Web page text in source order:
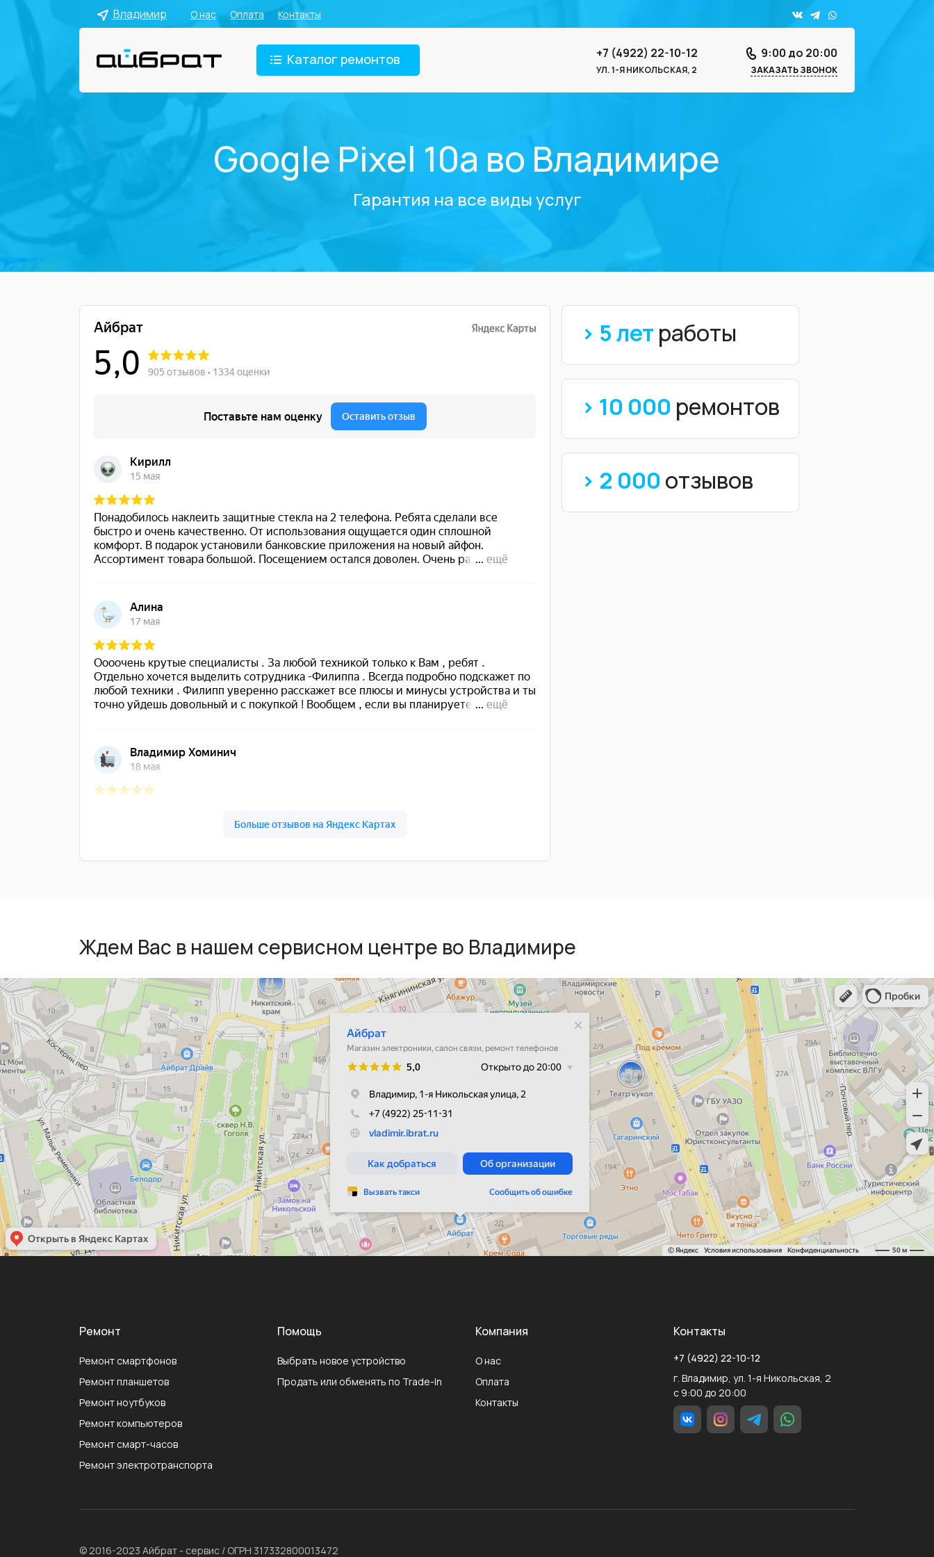
Владимир О нас Оплата Контакты
Каталог ремонтов +7 (4922) 22-10-12
УЛ. 1-Я НИКОЛЬСКАЯ, 2
9:00 до 20:00
ЗАКАЗАТЬ ЗВОНОК
Google Pixel 10a во Владимире
Гарантия на все виды услуг
> 5 лет работы
> 10 000 ремонтов
> 2 000 отзывов
Ждем Вас в нашем сервисном центре во Владимире
Ремонт
Ремонт смартфонов
Ремонт планшетов
Ремонт ноутбуков
Ремонт компьютеров
Ремонт смарт-часов
Ремонт электротранспорта
Помощь
Выбрать новое устройство
Продать или обменять по Trade-In
Компания
О нас
Оплата
Контакты
Контакты
+7 (4922) 22-10-12
г. Владимир, ул. 1-я Никольская, 2
с 9:00 до 20:00
© 2016-2023 Айбрат - сервис / ОГРН 317332800013472